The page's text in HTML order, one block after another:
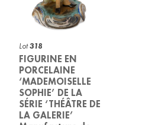
Lot318
FIGURINE EN
PORCELAINE
‘MADEMOISELLE
SOPHIE’ DE LA
SÉRIE ‘THÉÂTRE DE
LA GALERIE’